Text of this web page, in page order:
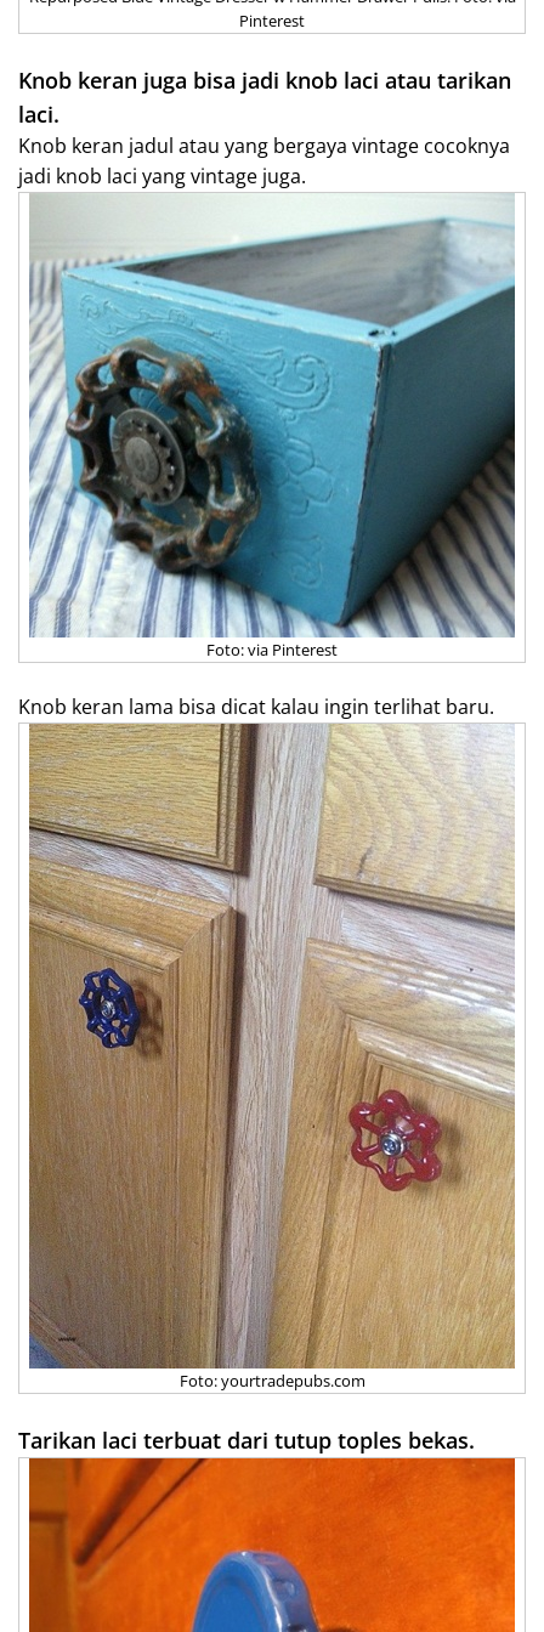
Pinterest
Knob keran juga bisa jadi knob laci atau tarikan
laci.
Knob keran jadul atau yang bergaya vintage cocoknya
jadi knob laci yang vintage juga.
Foto: via Pinterest
Knob keran lama bisa dicat kalau ingin terlihat baru.
Foto: yourtradepubs.com
Tarikan laci terbuat dari tutup toples bekas.